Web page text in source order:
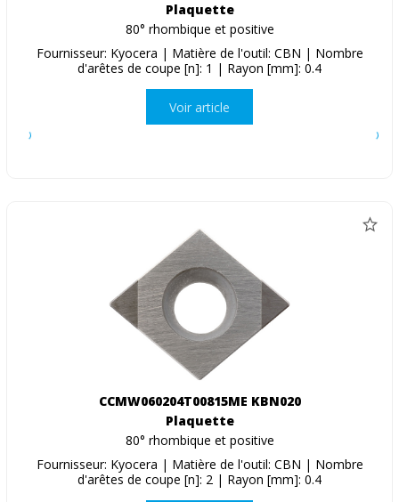
Plaquette
80° rhombique et positive
Fournisseur: Kyocera | Matière de l'outil: CBN | Nombre
d'arêtes de coupe [n]: 1 | Rayon [mm]: 0.4
Voir article
CCMW060204T00815ME KBN020
Plaquette
80° rhombique et positive
Fournisseur: Kyocera | Matière de l'outil: CBN | Nombre
d'arêtes de coupe [n]: 2 | Rayon [mm]: 0.4